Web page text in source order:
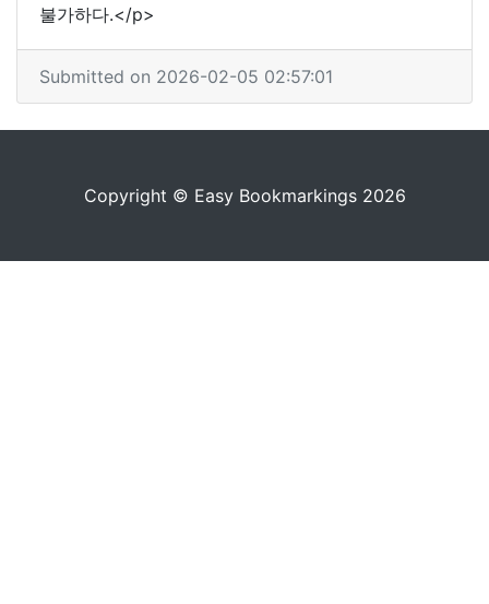
불가하다.</p>
Submitted on 2026-02-05 02:57:01
Copyright © Easy Bookmarkings 2026